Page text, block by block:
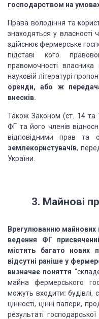
господарством на
Права володіння та
знаходяться у власності
здійснює фермерське
підставі кого
правомочності
науковій літературі
оренди, або ж
внесків.
Також Законом (ст. 14 та
ФГ та його членів
відповідними прав та
землекористувачів,
України.
3. Майнові
Врегулюванню майнових
ведення ФГ
містить багато нових
відсутні раніше у
визначає поняття
майна фермерського
можуть входити: будівлі,
цінності, цінні папери,
результаті